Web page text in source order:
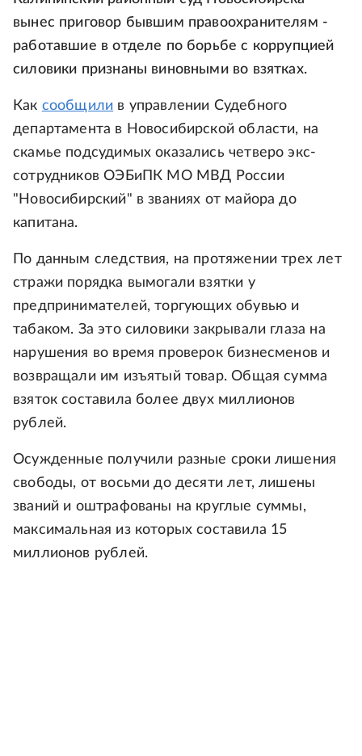
вынес приговор бывшим правоохранителям -
работавшие в отделе по борьбе с коррупцией
силовики признаны виновными во взятках.
Как сообщили в управлении Судебного
департамента в Новосибирской области, на
скамье подсудимых оказались четверо экс-
сотрудников ОЭБиПК МО МВД России
"Новосибирский" в званиях от майора до
капитана.
По данным следствия, на протяжении трех лет
стражи порядка вымогали взятки у
предпринимателей, торгующих обувью и
табаком. За это силовики закрывали глаза на
нарушения во время проверок бизнесменов и
возвращали им изъятый товар. Общая сумма
взяток составила более двух миллионов
рублей.
Осужденные получили разные сроки лишения
свободы, от восьми до десяти лет, лишены
званий и оштрафованы на круглые суммы,
максимальная из которых составила 15
миллионов рублей.